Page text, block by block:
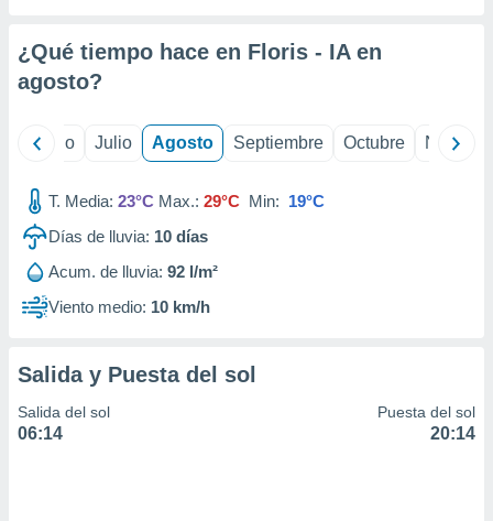
e
mediante
publicidad
publicidad
de
1199
¿Qué tiempo hace en Floris - IA en
agosto?
Junio Julio Agosto Septiembre Octubre
T. Media: 23°C Max.: 29°C Min: 19°C
Días de lluvia: 10 días
Acum. de lluvia: 92 l/m²
Viento medio: 10 km/h
Salida y Puesta del sol
Salida del sol
06:14
Puesta del sol
20:14